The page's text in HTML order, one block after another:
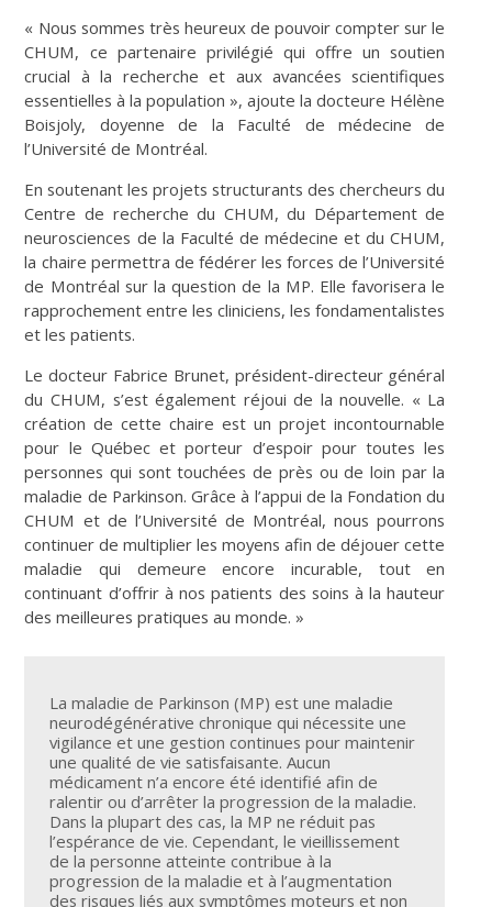
« Nous sommes très heureux de pouvoir compter sur le
CHUM, ce partenaire privilégié qui offre un soutien
crucial à la recherche et aux avancées scientifiques
essentielles à la population », ajoute la docteure Hélène
Boisjoly, doyenne de la Faculté de médecine de
l’Université de Montréal.
En soutenant les projets structurants des chercheurs du
Centre de recherche du CHUM, du Département de
neurosciences de la Faculté de médecine et du CHUM,
la chaire permettra de fédérer les forces de l’Université
de Montréal sur la question de la MP. Elle favorisera le
rapprochement entre les cliniciens, les fondamentalistes
et les patients.
Le docteur Fabrice Brunet, président-directeur général
du CHUM, s’est également réjoui de la nouvelle. « La
création de cette chaire est un projet incontournable
pour le Québec et porteur d’espoir pour toutes les
personnes qui sont touchées de près ou de loin par la
maladie de Parkinson. Grâce à l’appui de la Fondation du
CHUM et de l’Université de Montréal, nous pourrons
continuer de multiplier les moyens afin de déjouer cette
maladie qui demeure encore incurable, tout en
continuant d’offrir à nos patients des soins à la hauteur
des meilleures pratiques au monde. »
La maladie de Parkinson (MP) est une maladie
neurodégénérative chronique qui nécessite une
vigilance et une gestion continues pour maintenir
une qualité de vie satisfaisante. Aucun
médicament n’a encore été identifié afin de
ralentir ou d’arrêter la progression de la maladie.
Dans la plupart des cas, la MP ne réduit pas
l’espérance de vie. Cependant, le vieillissement
de la personne atteinte contribue à la
progression de la maladie et à l’augmentation
des risques liés aux symptômes moteurs et non